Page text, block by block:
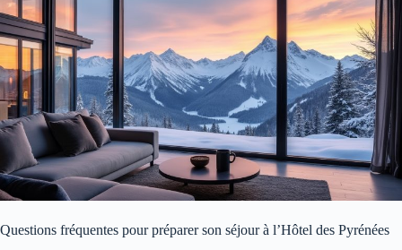
Questions fréquentes pour préparer son séjour à l’Hôtel des Pyrénées